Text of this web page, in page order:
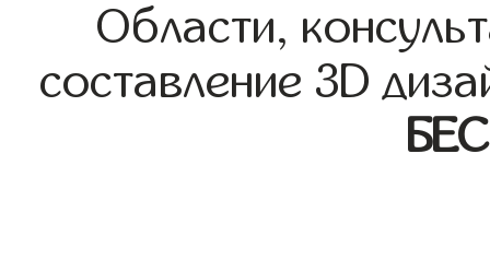
Области,
составление 3D